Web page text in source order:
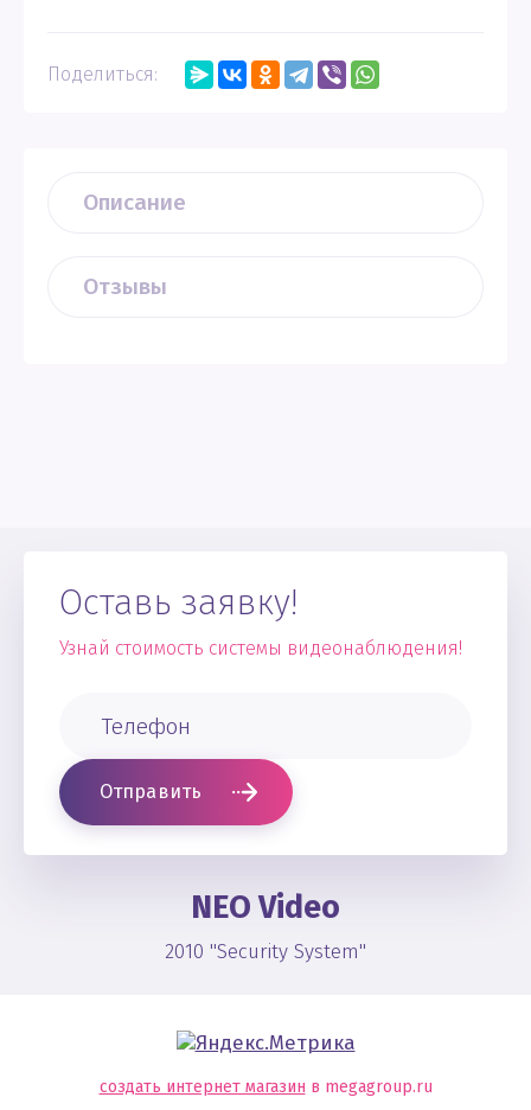
Поделиться:
Описание
Отзывы
Оставь заявку!
Узнай стоимость системы видеонаблюдения!
Отправить
NEO Video
2010 "Security System"
создать интернет магазин в megagroup.ru